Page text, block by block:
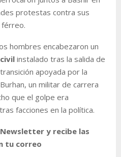
protestas contra sus
hombres encabezaron un
instalado tras la salida de
apoyada por la
un militar de carrera
que el golpe era
facciones en la política.
y recibe las
tu correo